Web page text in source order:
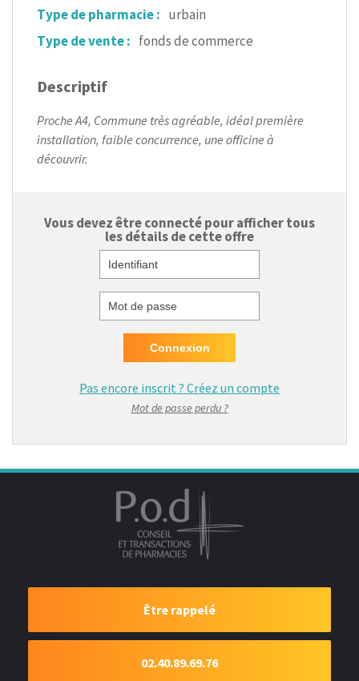
Type de pharmacie : urbain
Type de vente : fonds de commerce
Descriptif
Proche A4, Commune très agréable, idéal première
installation, faible concurrence, une officine à
découvrir.
Vous devez être connecté pour afficher tous
les détails de cette offre
Identifiant
Mot de passe
Pas encore inscrit ? Créez un compte
Mot de passe perdu ?
Être rappelé
02.40.89.69.76